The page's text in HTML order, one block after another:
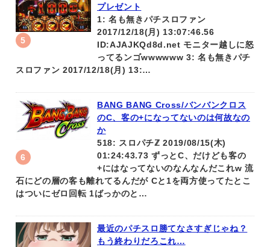
プレゼント
1: 名も無きパチスロファン
2017/12/18(月) 13:07:46.56
ID:AJAJKQd8d.net モニター越しに怒
ってるンゴwwwwww 3: 名も無きパチ
スロファン 2017/12/18(月) 13:…
BANG BANG Cross/バンバンクロス
のC、客の+になってないのは何故なの
か
518: スロパチℤ 2019/08/15(木)
01:24:43.73 ずっとC、だけども客の
+にはなってないのなんなんだこれw 流
石にどの層の客も離れてるんだが Cと1を両方使ってたとこ
はついにゼロ回転 1ばっかのと…
最近のパチスロ勝てなさすぎじゃね？
もう終わりだろこれ…